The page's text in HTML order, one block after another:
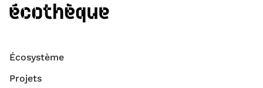
Écosystème
Projets